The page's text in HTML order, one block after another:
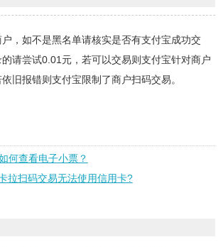
，如不是黑名单请核实是否有支付宝成功交
请尝试0.01元，若可以交易则支付宝针对商户
旧报错则支付宝限制了商户扫码交易。
何查看电子小票？
拉扫码交易无法使用信用卡?